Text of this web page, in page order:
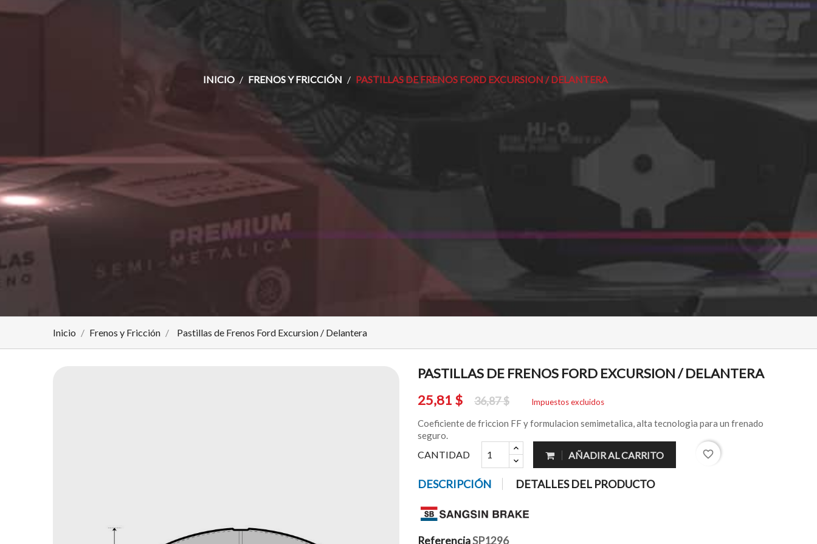
INICIO FRENOS Y FRICCIÓN PASTILLAS DE FRENOS FORD EXCURSION / DELANTERA
Inicio Frenos y Fricción Pastillas de Frenos Ford Excursion / Delantera
PASTILLAS DE FRENOS FORD EXCURSION / DELANTERA
25,81 $
36,87 $ Impuestos excluidos
Coeficiente de friccion FF y formulacion semimetalica, alta tecnologia para un frenado
seguro.
CANTIDAD AÑADIR AL CARRITO favorite_border
DESCRIPCIÓN DETALLES DEL PRODUCTO
ReferenciaSP1296